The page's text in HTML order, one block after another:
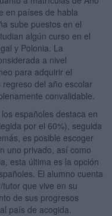
en países de habla
sube puestos en el
algún curso en el
y Polonia. La
a nivel
para adquirir el
del año escolar
convalidable.
españoles destaca en
por el 60%), seguida
es posible escoger
uno privado, así como
esta última es la opción
El alumno cuenta
que vive en su
de sus progresos
país de acogida.